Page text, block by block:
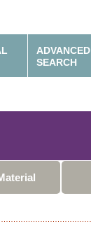
ADVANCED
SEARCH